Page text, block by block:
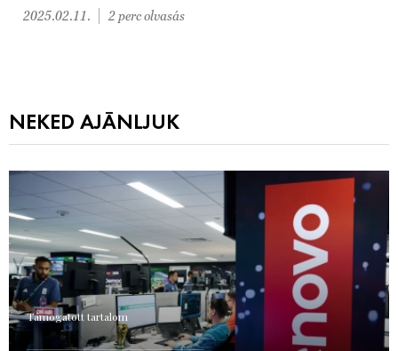
2025.02.11. 2 perc olvasás
NEKED AJÁNLJUK
Támogatott tartalom